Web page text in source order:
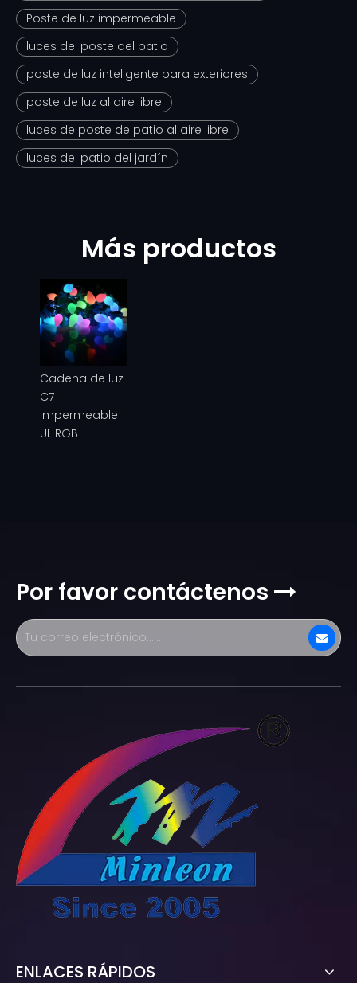
Poste de luz impermeable
luces del poste del patio
poste de luz inteligente para exteriores
poste de luz al aire libre
luces de poste de patio al aire libre
luces del patio del jardín
Más productos
Cadena de luz
C7
impermeable
UL RGB
Por favor contáctenos 
ENLACES RÁPIDOS